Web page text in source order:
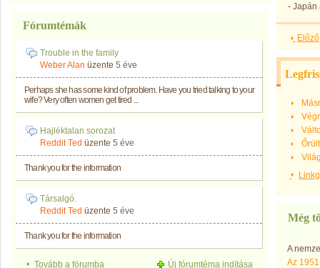
Fórumtémák
Trouble in the family
Weber Alan üzente 5 éve
Perhaps she has some kind of problem. Have you tried talking to your
wife? Very often women get tired ...
Hajléktalan sorozat
Reddit Ted üzente 5 éve
Thank you for the information
Társalgó.
Reddit Ted üzente 5 éve
Thank you for the information
Tovább a fórumba Új fórumtéma indítása
- Japán
Előző
Még
A
Az